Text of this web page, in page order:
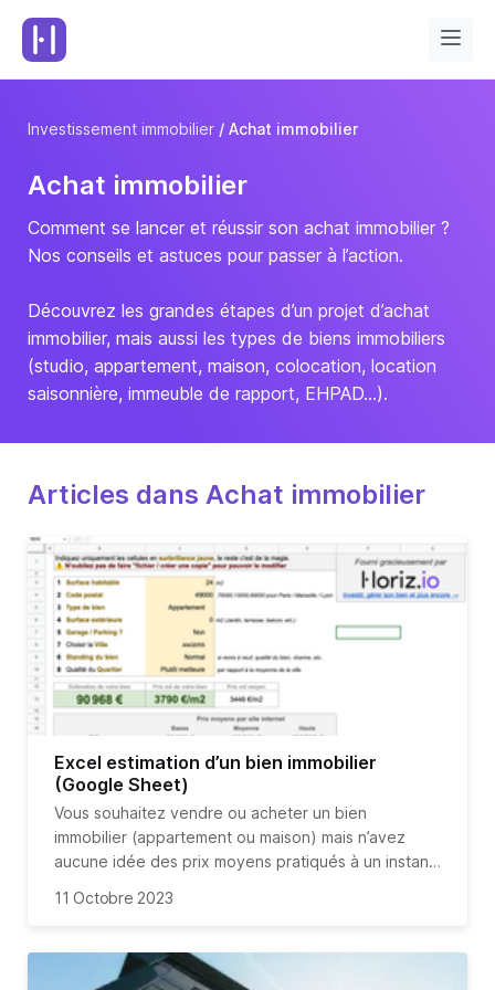
Investissement immobilier Achat immobilier
Achat immobilier
Comment se lancer et réussir son achat immobilier ?
Nos conseils et astuces pour passer à l’action.
Découvrez les grandes étapes d’un projet d’achat
immobilier, mais aussi les types de biens immobiliers
(studio, appartement, maison, colocation, location
saisonnière, immeuble de rapport, EHPAD…).
Articles dans Achat immobilier
Excel estimation d’un bien immobilier
(Google Sheet)
Vous souhaitez vendre ou acheter un bien
immobilier (appartement ou maison) mais n’avez
aucune idée des prix moyens pratiqués à un instant
immobiliers qui le plus souvent réalisent des
même le prix d’un bien immobilier grâce à notre
spreadsheet en ligne) : nous vous garantissons une
estimation rapide et fiable. Et bien entendu, l'accès
11 Octobre 2023